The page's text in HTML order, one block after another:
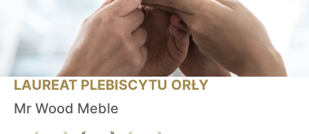
LAUREAT PLEBISCYTU ORŁY
Mr Wood Meble